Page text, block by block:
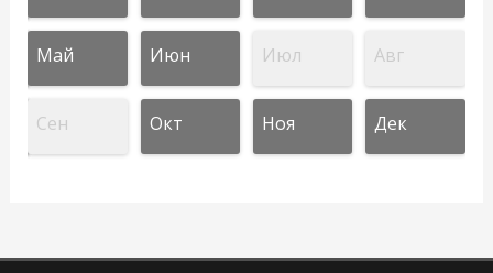
Май Июн Июл Авг
Сен Окт Ноя Дек